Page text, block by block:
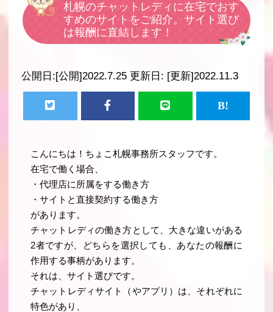
札幌のチャットレディに在宅でおす
すめのサイトをご紹介。サイト選び
は報酬に直結します！
公開日:[公開]2022.7.25 更新日: [更新]2022.11.3
こんにちは！ちょこ札幌事務所スタッフです。
在宅で働く場合、
・代理店に所属をする働き方
・サイトと直接契約する働き方
があります。
チャットレディの働き方として、大きな違いがある
2者ですが、どちらを選択しても、あなたの報酬に
作用する事柄があります。
それは、サイト選びです。
チャットレディサイト（やアプリ）は、それぞれに
特色があり、